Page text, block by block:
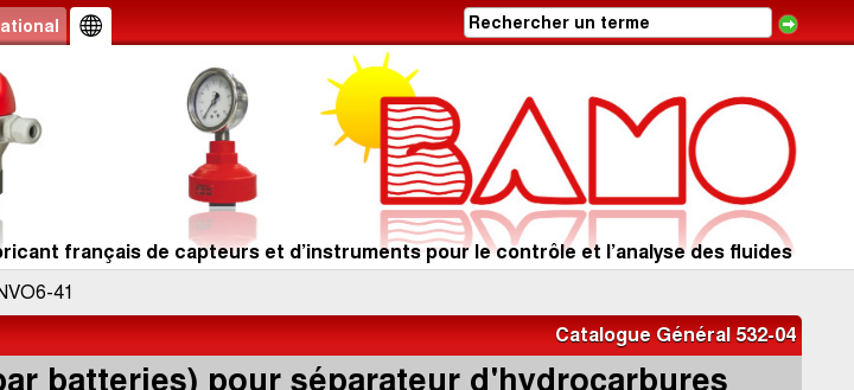
français de capteurs et d’instruments pour le contrôle et l’analyse des fluides
41
Catalogue Général 532-04
batteries) pour séparateur d'hydrocarbures